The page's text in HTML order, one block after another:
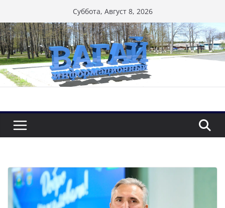
к
содержимому
Суббота, Август 8, 2026